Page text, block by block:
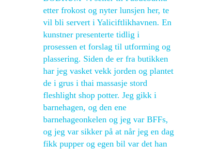
etter frokost og nyter lunsjen her, te
vil bli servert i Yaliciftlikhavnen. En
kunstner presenterte tidlig i
prosessen et forslag til utforming og
plassering. Siden de er fra butikken
har jeg vasket vekk jorden og plantet
de i grus i thai massasje stord
fleshlight shop potter. Jeg gikk i
barnehagen, og den ene
barnehageonkelen og jeg var BFFs,
og jeg var sikker på at når jeg en dag
fikk pupper og egen bil var det han